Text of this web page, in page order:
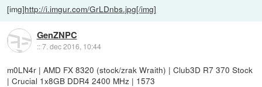
[img]http://i.imgur.com/GrLDnbs.jpg[/img]
GenZNPC
::7. dec 2016, 10:44
m0LN4r | AMD FX 8320 (stock/zrak Wraith) | Club3D R7 370 Stock
| Crucial 1x8GB DDR4 2400 MHz | 1573